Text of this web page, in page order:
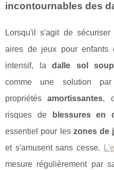
incontournables des
Lorsqu'il s'agit de
aires de jeux pour enfants
intensif, ladalle sol
comme une solution
propriétésamortissantes,
risques de
blessures en
essentiel pour les zones de
et s'amusent sans cesse.
mesure régulièrement par